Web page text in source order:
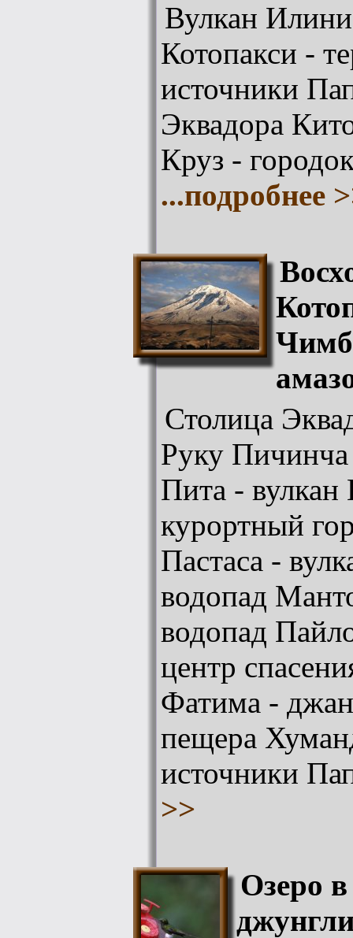
Вулкан
Котопакси -
источники
Эквадора
Круз -
...подробнее
Столица
Руку
Пита - вулкан
курортный
Пастаса -
водопад
водопад
центр
Фатима -
пещера
источники
>>
Озеро